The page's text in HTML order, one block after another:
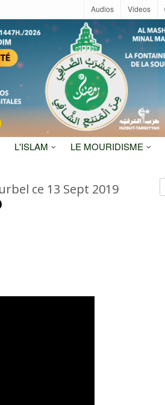
Audios Videos
L'ISLAM LE MOURIDISME
ce 13 Sept 2019